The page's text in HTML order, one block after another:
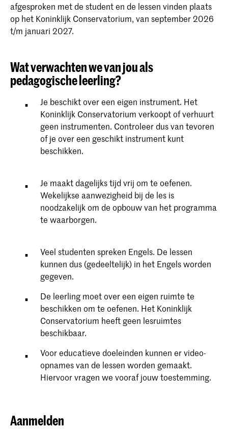
afgesproken met de student en de lessen vinden plaats
op het Koninklijk Conservatorium, van september 2026
t/m januari 2027.
Wat verwachten we van jou als
pedagogische leerling?
Je beschikt over een eigen instrument. Het
Koninklijk Conservatorium verkoopt of verhuurt
geen instrumenten. Controleer dus van tevoren
of je over een geschikt instrument kunt
beschikken.
Je maakt dagelijks tijd vrij om te oefenen.
Wekelijkse aanwezigheid bij de les is
noodzakelijk om de opbouw van het programma
te waarborgen.
Veel studenten spreken Engels. De lessen
kunnen dus (gedeeltelijk) in het Engels worden
gegeven.
De leerling moet over een eigen ruimte te
beschikken om te oefenen. Het Koninklijk
Conservatorium heeft geen lesruimtes
beschikbaar.
Voor educatieve doeleinden kunnen er video-
opnames van de lessen worden gemaakt.
Hiervoor vragen we vooraf jouw toestemming.
Aanmelden